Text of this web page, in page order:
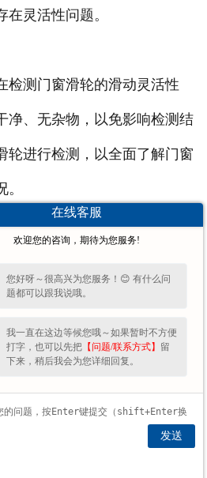
灵活性问题。
测门窗滑轮的滑动灵活性
净、无杂物，以免影响检测结
轮进行检测，以全面了解门窗
推动、观察运动轨迹、听声
可以较为准确地检测门窗滑
时发现问题并采取相应的措
滑轮更适合潮湿的环境？
在线客服
欢迎您的咨询，期待为您服务!
您好呀～很高兴为您服务！😊 有什么问
题都可以跟我说哦。
我一直在这边等候您哦～如果暂时不方便
打字，也可以先把 【问题/联系方式】 留
下来，稍后我会为您详细回复。
发送